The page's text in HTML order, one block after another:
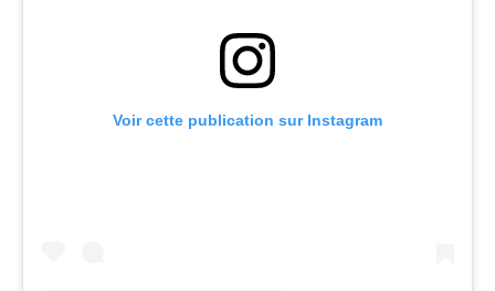
Voir cette publication sur Instagram